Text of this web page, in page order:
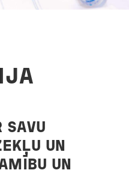
SAVU
UN
UN